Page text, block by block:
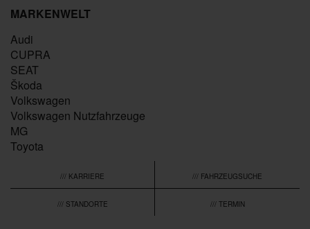
MARKENWELT
Audi
CUPRA
SEAT
Škoda
Volkswagen
Volkswagen Nutzfahrzeuge
MG
Toyota
/// KARRIERE /// FAHRZEUGSUCHE
/// STANDORTE /// TERMIN